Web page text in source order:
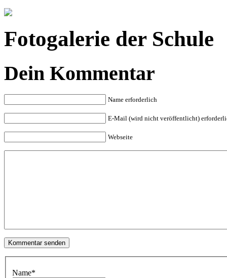
Fotogalerie der Schule
Dein Kommentar
Name erforderlich
E-Mail (wird nicht veröffentlicht)
Webseite
Name*